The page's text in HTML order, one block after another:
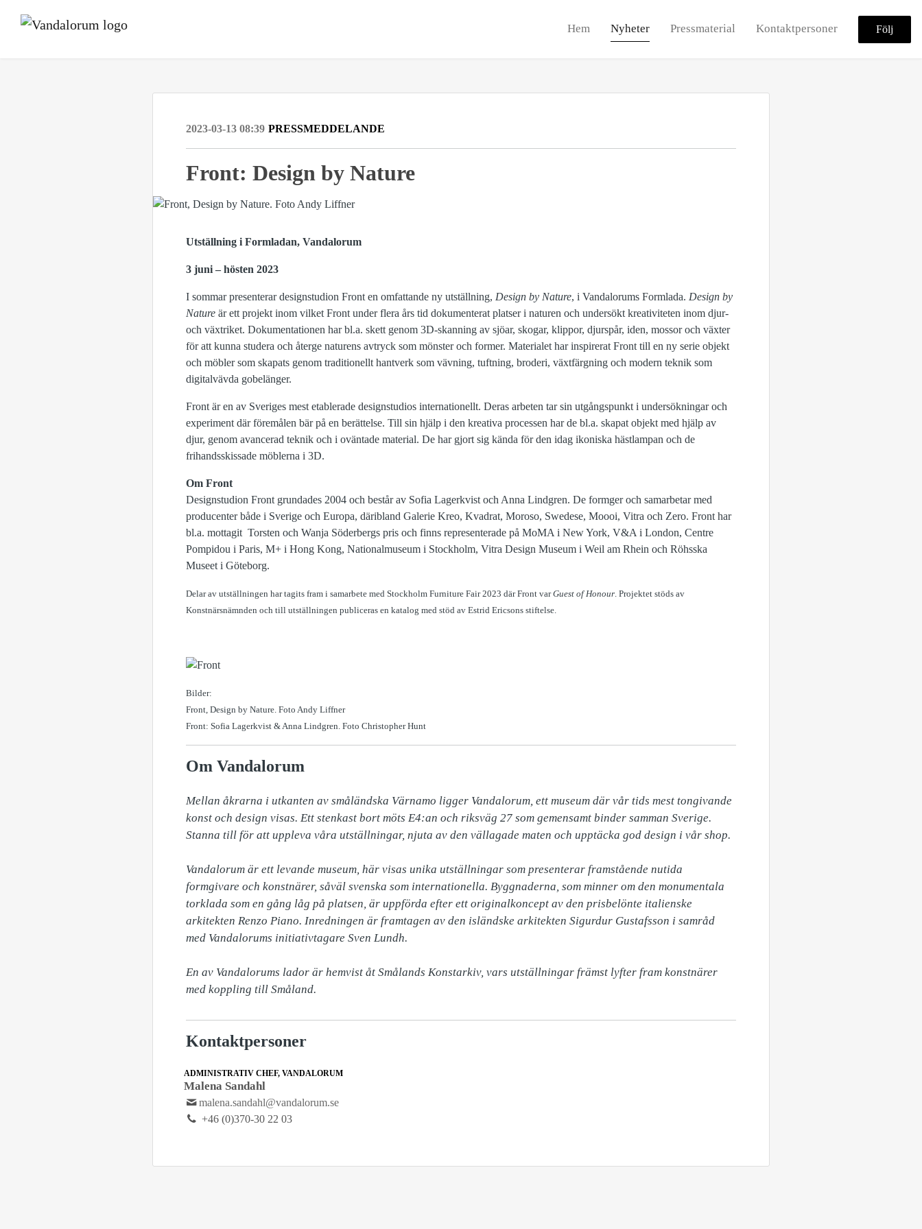
Hem Nyheter Pressmaterial Kontaktpersoner Följ
2023-03-13 08:39 PRESSMEDDELANDE
Front: Design by Nature
Utställning i Formladan, Vandalorum
3 juni – hösten 2023
I sommar presenterar designstudion Front en omfattande ny utställning, Design by Nature, i Vandalorums Formlada. Design by
Nature är ett projekt inom vilket Front under flera års tid dokumenterat platser i naturen och undersökt kreativiteten inom djur-
och växtriket. Dokumentationen har bl.a. skett genom 3D-skanning av sjöar, skogar, klippor, djurspår, iden, mossor och växter
för att kunna studera och återge naturens avtryck som mönster och former. Materialet har inspirerat Front till en ny serie objekt
och möbler som skapats genom traditionellt hantverk som vävning, tuftning, broderi, växtfärgning och modern teknik som
digitalvävda gobelänger.
Front är en av Sveriges mest etablerade designstudios internationellt. Deras arbeten tar sin utgångspunkt i undersökningar och
experiment där föremålen bär på en berättelse. Till sin hjälp i den kreativa processen har de bl.a. skapat objekt med hjälp av
djur, genom avancerad teknik och i oväntade material. De har gjort sig kända för den idag ikoniska hästlampan och de
frihandsskissade möblerna i 3D.
Om Front
Designstudion Front grundades 2004 och består av Sofia Lagerkvist och Anna Lindgren. De formger och samarbetar med
producenter både i Sverige och Europa, däribland Galerie Kreo, Kvadrat, Moroso, Swedese, Moooi, Vitra och Zero. Front har
bl.a. mottagit Torsten och Wanja Söderbergs pris och finns representerade på MoMA i New York, V&A i London, Centre
Pompidou i Paris, M+ i Hong Kong, Nationalmuseum i Stockholm, Vitra Design Museum i Weil am Rhein och Röhsska
Museet i Göteborg.
Delar av utställningen har tagits fram i samarbete med Stockholm Furniture Fair 2023 där Front varGuest of Honour. Projektet stöds av
Konstnärsnämnden och till utställningen publiceras en katalog med stöd av Estrid Ericsons stiftelse.
Bilder:
Front, Design by Nature. Foto Andy Liffner
Front: Sofia Lagerkvist & Anna Lindgren. Foto Christopher Hunt
Om Vandalorum
Mellan åkrarna i utkanten av småländska Värnamo ligger Vandalorum, ett museum där vår tids mest tongivande
konst och design visas. Ett stenkast bort möts E4:an och riksväg 27 som gemensamt binder samman Sverige.
Stanna till för att uppleva våra utställningar, njuta av den vällagade maten och upptäcka god design i vår shop.
Vandalorum är ett levande museum, här visas unika utställningar som presenterar framstående nutida
formgivare och konstnärer, såväl svenska som internationella. Byggnaderna, som minner om den monumentala
torklada som en gång låg på platsen, är uppförda efter ett originalkoncept av den prisbelönte italienske
arkitekten Renzo Piano. Inredningen är framtagen av den isländske arkitekten Sigurdur Gustafsson i samråd
med Vandalorums initiativtagare Sven Lundh.
En av Vandalorums lador är hemvist åt Smålands Konstarkiv, vars utställningar främst lyfter fram konstnärer
med koppling till Småland.
Kontaktpersoner
ADMINISTRATIV CHEF, VANDALORUM
Malena Sandahl
malena.sandahl@vandalorum.se
+46 (0)370-30 22 03